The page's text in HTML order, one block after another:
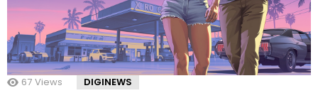
67 Views DIGINEWS